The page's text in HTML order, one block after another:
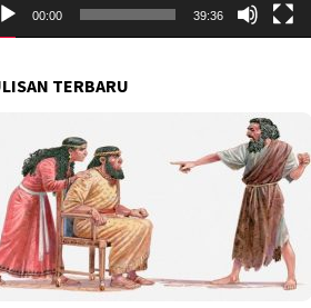
00:00 39:36
TERBARU